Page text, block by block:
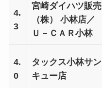
4.
3
宮崎ダイハツ販売
（株） 小林店／
Ｕ－ＣＡＲ小林
4.
0
タックス小林サン
キュー店